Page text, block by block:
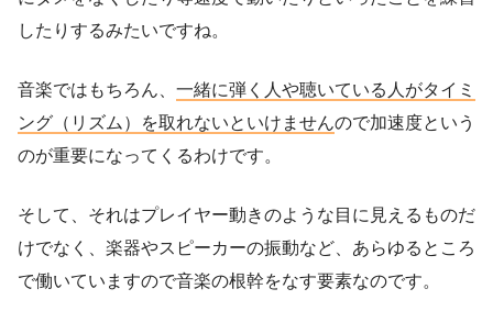
したりするみたいですね。
音楽ではもちろん、 一緒に弾く人や聴いている人がタイミ
ング（リズム）を取れないといけませんので加速度という
のが重要になってくるわけです。
そして、それはプレイヤー動きのような目に見えるものだ
けでなく、楽器やスピーカーの振動など、あらゆるところ
で働いていますので音楽の根幹をなす要素なのです。